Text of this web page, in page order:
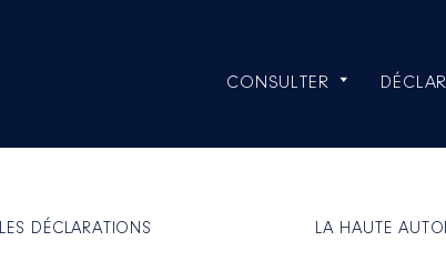
CONSULTER
LES DÉCLARATIONS LA HAUTE